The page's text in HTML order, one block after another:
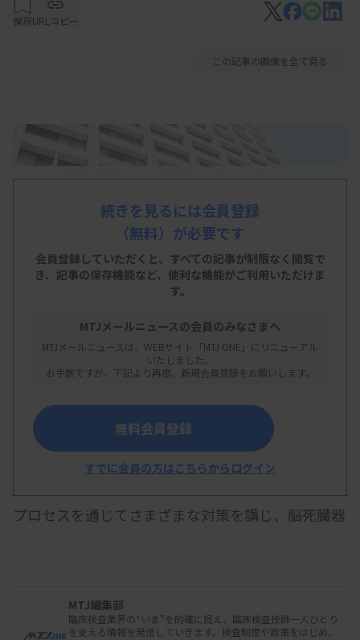
保存URLコピー
この記事の画像を全て見る
厚生労働省は9月18日、脳死下での臓器提供の増
加に対応するための見直し案を臓器移植委員会に示
した。脳死判定や臓器斡旋、臓器提供などの一連の
プロセスを通じてさまざまな対策を講じ、脳死臓器
続きを見るには会員登録
（無料）が必要です
会員登録していただくと、すべての記事が制限なく閲覧で
き、 記事の保存機能など、便利な機能がご利用いただけま
す。
MTJメールニュースの会員のみなさまへ
MTJメールニュースは、WEBサイト「MTJ ONE」にリニューアル
いたしました。
お手数ですが、下記より再度、新規会員登録をお願いします。
無料会員登録
すでに会員の方はこちらからログイン
MTJ編集部
臨床検査業界の“いま”を的確に捉え、臨床検査技師一人ひとり
を支える情報を発信していきます。検査制度や政策をはじめ、